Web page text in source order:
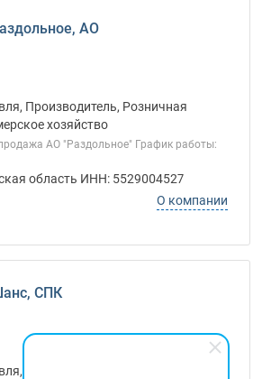
АО
Производитель, Розничная
хозяйство
АО "Раздольное" График работы:
область ИНН: 5529004527
О компании
СПК
Производитель, Фермерское